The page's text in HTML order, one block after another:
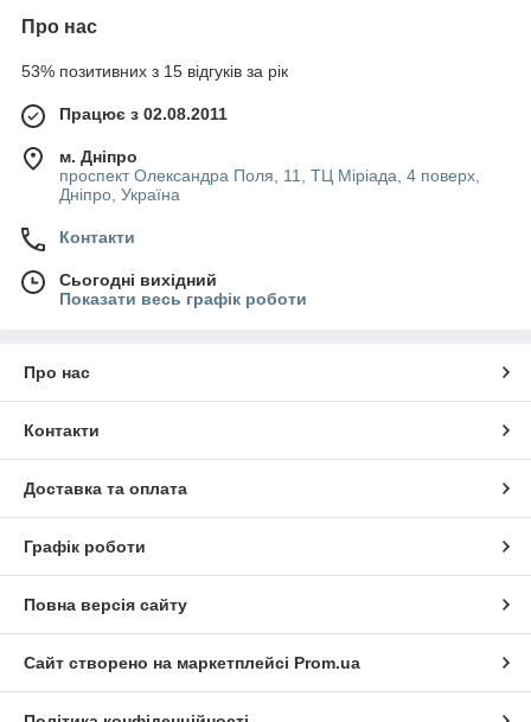
Про нас
53% позитивних з 15 відгуків за рік
Працює з 02.08.2011
м. Дніпро
проспект Олександра Поля, 11, ТЦ Міріада, 4 поверх,
Дніпро, Україна
Контакти
Сьогодні вихідний
Показати весь графік роботи
Про нас
Контакти
Доставка та оплата
Графік роботи
Повна версія сайту
Сайт створено на маркетплейсі Prom.ua